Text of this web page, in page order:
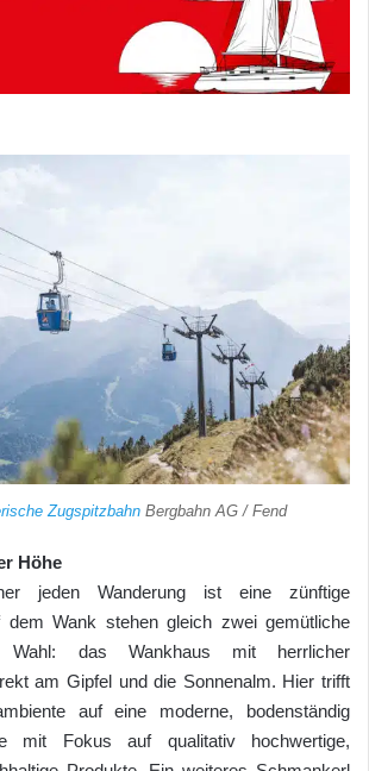
Zugspitzbahn Bergbahn AG / Fend
Höhe
jeden Wanderung ist eine zünftige
dem Wank stehen gleich zwei gemütliche
Wahl: das Wankhaus mit herrlicher
am Gipfel und die Sonnenalm. Hier trifft
auf eine moderne, bodenständig
mit Fokus auf qualitativ hochwertige,